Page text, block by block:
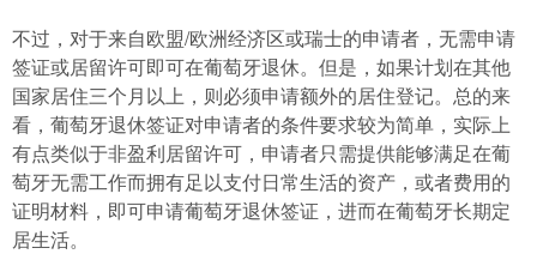
不过，对于来自欧盟/欧洲经济区或瑞士的申请者，无需申请
签证或居留许可即可在葡萄牙退休。但是，如果计划在其他
国家居住三个月以上，则必须申请额外的居住登记。总的来
看，葡萄牙退休签证对申请者的条件要求较为简单，实际上
有点类似于非盈利居留许可，申请者只需提供能够满足在葡
萄牙无需工作而拥有足以支付日常生活的资产，或者费用的
证明材料，即可申请葡萄牙退休签证，进而在葡萄牙长期定
居生活。